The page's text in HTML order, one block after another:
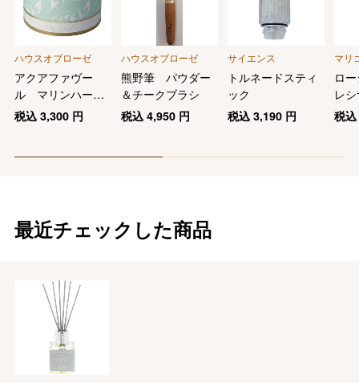
ハウスオブローゼ
アクアファヴー
ル マリンハーブ
スパ ボディパウ
ダー
税込 3,300円
ハウスオブローゼ
熊野筆 パウダー
＆チークブラシ
税込4,950 円
サイエンス
トルネードスティ
ック
税込3,190 円
マリ
ロ
レ
税
最近チェックした商品